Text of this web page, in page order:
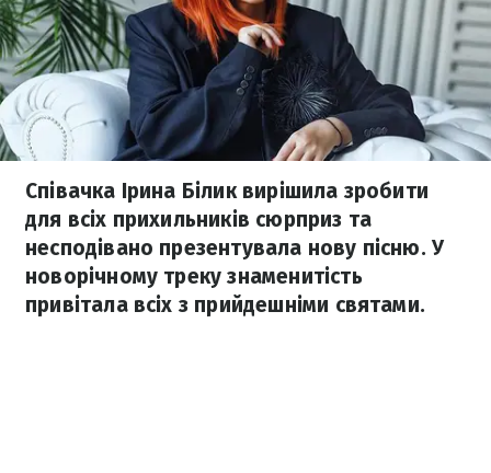
Співачка Ірина Білик вирішила зробити
для всіх прихильників сюрприз та
несподівано презентувала нову пісню. У
новорічному треку знаменитість
привітала всіх з прийдешніми святами.